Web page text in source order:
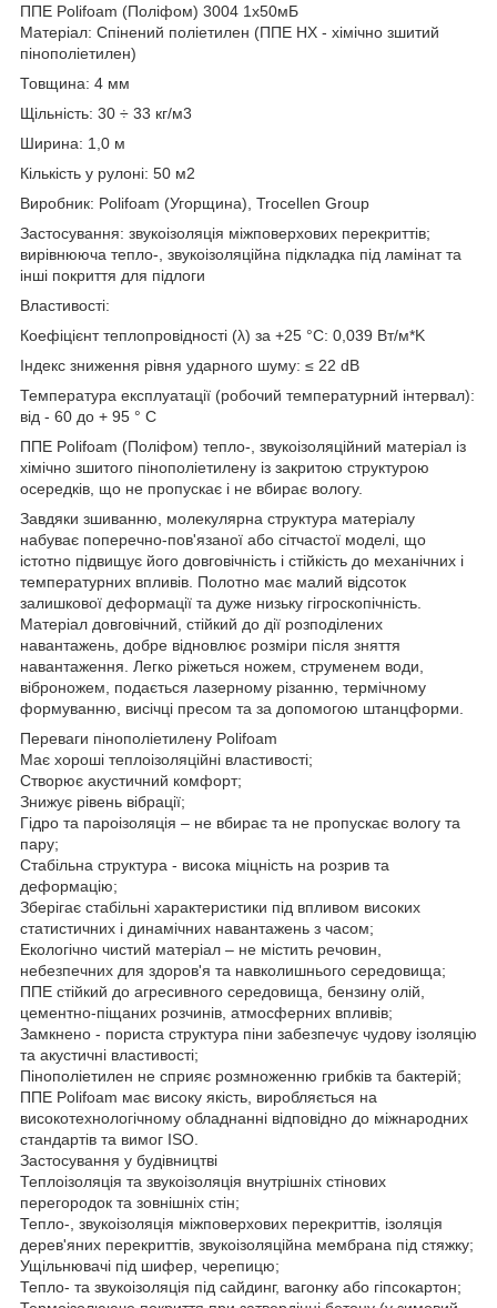
ППЕ Polifoam (Поліфом) 3004 1х50мБ
Матеріал: Спінений поліетилен (ППЕ НХ - хімічно зшитий
пінополіетилен)
Товщина: 4 мм
Щільність: 30 ÷ 33 кг/м3
Ширина: 1,0 м
Кількість у рулоні: 50 м2
Виробник: Polifoam (Угорщина), Trocellen Group
Застосування: звукоізоляція міжповерхових перекриттів;
вирівнююча тепло-, звукоізоляційна підкладка під ламінат та
інші покриття для підлоги
Властивості:
Коефіцієнт теплопровідності (λ) за +25 °C: 0,039 Вт/м*K
Індекс зниження рівня ударного шуму: ≤ 22 dB
Температура експлуатації (робочий температурний інтервал):
від - 60 до + 95 ° C
ППЕ Polifoam (Поліфом) тепло-, звукоізоляційний матеріал із
хімічно зшитого пінополіетилену із закритою структурою
осередків, що не пропускає і не вбирає вологу.
Завдяки зшиванню, молекулярна структура матеріалу
набуває поперечно-пов'язаної або сітчастої моделі, що
істотно підвищує його довговічність і стійкість до механічних і
температурних впливів. Полотно має малий відсоток
залишкової деформації та дуже низьку гігроскопічність.
Матеріал довговічний, стійкий до дії розподілених
навантажень, добре відновлює розміри після зняття
навантаження. Легко ріжеться ножем, струменем води,
віброножем, подається лазерному різанню, термічному
формуванню, висічці пресом та за допомогою штанцформи.
Переваги пінополіетилену Polifoam
Має хороші теплоізоляційні властивості;
Створює акустичний комфорт;
Знижує рівень вібрації;
Гідро та пароізоляція – не вбирає та не пропускає вологу та
пару;
Стабільна структура - висока міцність на розрив та
деформацію;
Зберігає стабільні характеристики під впливом високих
статистичних і динамічних навантажень з часом;
Екологічно чистий матеріал – не містить речовин,
небезпечних для здоров'я та навколишнього середовища;
ППЕ стійкий до агресивного середовища, бензину олій,
цементно-піщаних розчинів, атмосферних впливів;
Замкнено - пориста структура піни забезпечує чудову ізоляцію
та акустичні властивості;
Пінополіетилен не сприяє розмноженню грибків та бактерій;
ППЕ Polifoam має високу якість, виробляється на
високотехнологічному обладнанні відповідно до міжнародних
стандартів та вимог ISO.
Застосування у будівництві
Теплоізоляція та звукоізоляція внутрішніх стінових
перегородок та зовнішніх стін;
Тепло-, звукоізоляція міжповерхових перекриттів, ізоляція
дерев'яних перекриттів, звукоізоляційна мембрана під стяжку;
Ущільнювачі під шифер, черепицю;
Тепло- та звукоізоляція під сайдинг, вагонку або гіпсокартон;